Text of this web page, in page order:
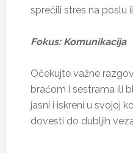
sprečili stres na poslu
Fokus: Komunikacija
Očekujte važne
braćom i sestrama ili
jasni i iskreni u svojoj
dovesti do dubljih